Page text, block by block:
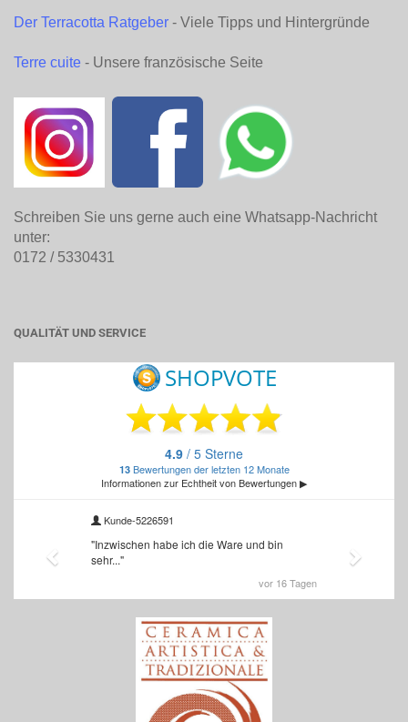
Der Terracotta Ratgeber - Viele Tipps und Hintergründe
Terre cuite - Unsere französische Seite
Schreiben Sie uns gerne auch eine Whatsapp-Nachricht
unter:
0172 / 5330431
QUALITÄT UND SERVICE